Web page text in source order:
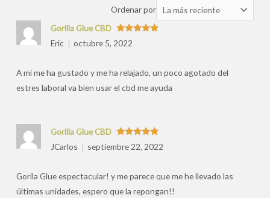
Ordenar por Ordenar
las
Valorado
con
Gorilla Glue CBD
Eric
octubre 5, 2022
A mi me ha gustado y me ha relajado, un poco agotado del
estres laboral va bien usar el cbd me ayuda
Valorado
con5de 5
Gorilla Glue CBD
JCarlos
septiembre 22, 2022
Gorila Glue espectacular! y me parece que me he llevado las
últimas unidades, espero que la repongan!!